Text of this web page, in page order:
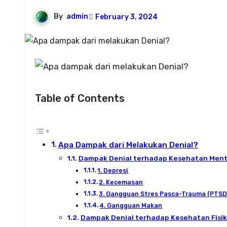
By admin February 3, 2024
Table of Contents
Apa Dampak dari Melakukan Denial?
Dampak Denial terhadap Kesehatan
1. Depresi
2. Kecemasan
3. Gangguan Stres Pasca-Trauma
4. Gangguan Makan
Dampak Denial terhadap Kesehatan Fisik